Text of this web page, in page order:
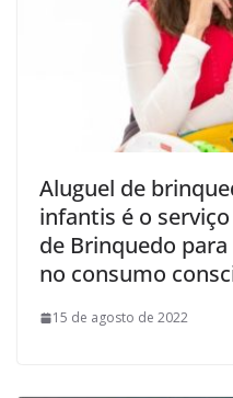
Aluguel de
infantis é o
de Brinquedo
no consumo
15 de agosto de 2022